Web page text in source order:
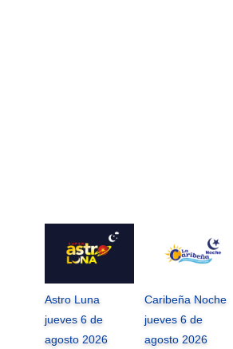
Astro Luna
jueves 6 de
agosto 2026
Caribeña Noche
jueves 6 de
agosto 2026